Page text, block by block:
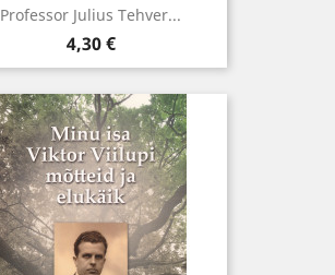
Professor Julius Tehver...
Hind
4,30 €